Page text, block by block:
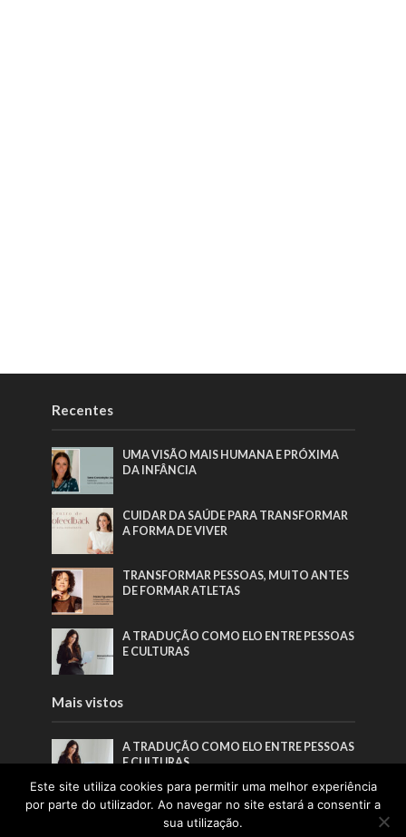
Recentes
UMA VISÃO MAIS HUMANA E PRÓXIMA
DA INFÂNCIA
CUIDAR DA SAÚDE PARA TRANSFORMAR
A FORMA DE VIVER
TRANSFORMAR PESSOAS, MUITO ANTES
DE FORMAR ATLETAS
A TRADUÇÃO COMO ELO ENTRE PESSOAS
E CULTURAS
Mais vistos
A TRADUÇÃO COMO ELO ENTRE PESSOAS
E CULTURAS
TRANSFORMAR PESSOAS, MUITO ANTES
DE FORMAR ATLETAS
Este site utiliza cookies para permitir uma melhor experiência
por parte do utilizador. Ao navegar no site estará a consentir a
sua utilização.